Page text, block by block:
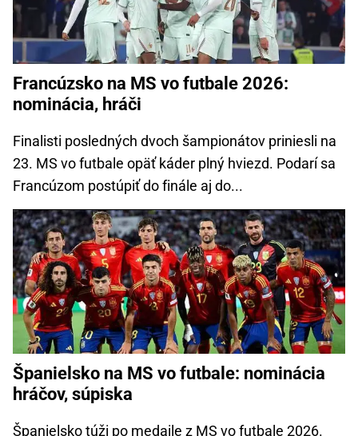
Francúzsko na MS vo futbale 2026:
nominácia, hráči
Finalisti posledných dvoch šampionátov priniesli na
23. MS vo futbale opäť káder plný hviezd. Podarí sa
Francúzom postúpiť do finále aj do...
Španielsko na MS vo futbale: nominácia
hráčov, súpiska
Španielsko túži po medaile z MS vo futbale 2026.